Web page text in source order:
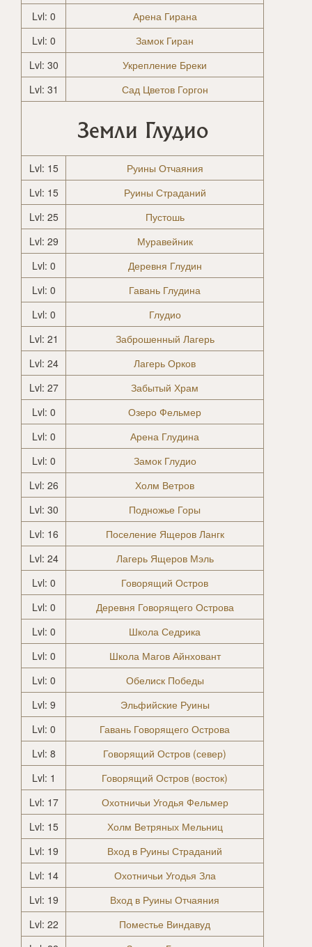
Lvl: 0
Арена Гирана
Lvl: 0
Замок Гиран
Lvl: 30
Укрепление Бреки
Lvl: 31
Сад Цветов Горгон
Земли Глудио
Lvl: 15
Руины Отчаяния
Lvl: 15
Руины Страданий
Lvl: 25
Пустошь
Lvl: 29
Муравейник
Lvl: 0
Деревня Глудин
Lvl: 0
Гавань Глудина
Lvl: 0
Глудио
Lvl: 21
Заброшенный Лагерь
Lvl: 24
Лагерь Орков
Lvl: 27
Забытый Храм
Lvl: 0
Озеро Фельмер
Lvl: 0
Арена Глудина
Lvl: 0
Замок Глудио
Lvl: 26
Холм Ветров
Lvl: 30
Подножье Горы
Lvl: 16
Поселение Ящеров Лангк
Lvl: 24
Лагерь Ящеров Мэль
Lvl: 0
Говорящий Остров
Lvl: 0
Деревня Говорящего Острова
Lvl: 0
Школа Седрика
Lvl: 0
Школа Магов Айнховант
Lvl: 0
Обелиск Победы
Lvl: 9
Эльфийские Руины
Lvl: 0
Гавань Говорящего Острова
Lvl: 8
Говорящий Остров (север)
Lvl: 1
Говорящий Остров (восток)
Lvl: 17
Охотничьи Угодья Фельмер
Lvl: 15
Холм Ветряных Мельниц
Lvl: 19
Вход в Руины Страданий
Lvl: 14
Охотничьи Угодья Зла
Lvl: 19
Вход в Руины Отчаяния
Lvl: 22
Поместье Виндавуд